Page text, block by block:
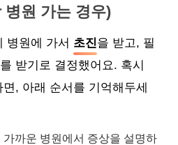
병원 가는 경우)
병원에 가서 초진을 받고, 필
를 받기로 결정했어요. 혹시
, 아래 순서를 기억해두세
가까운 병원에서 증상을 설명하